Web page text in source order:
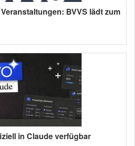
BVVS lädt zum
in Claude verfügbar